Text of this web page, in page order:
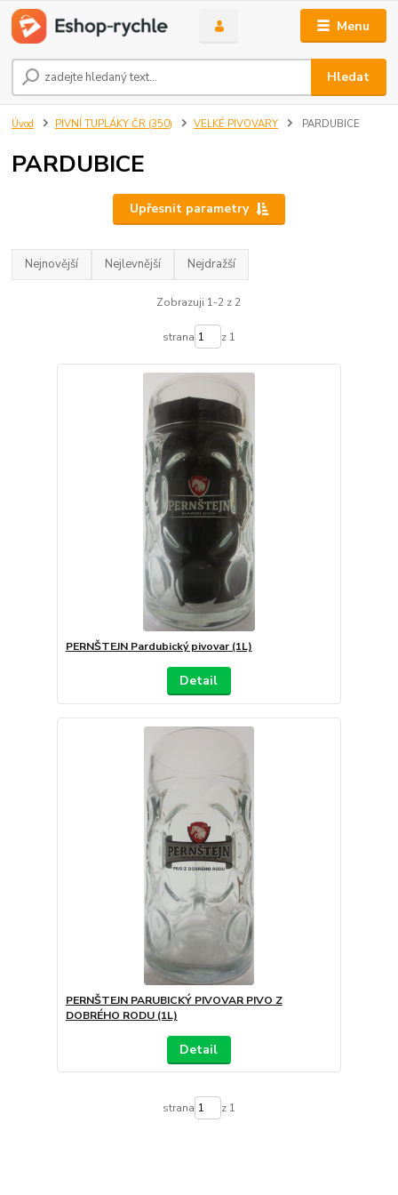
Menu
Hledat
Úvod PIVNÍ TUPLÁKY ČR (350) VELKÉ PIVOVARY PARDUBICE
PARDUBICE
Upřesnit parametry
Nejnovější Nejlevnější Nejdražší
Zobrazuji 1-2 z 2
strana z 1
PERNŠTEJN Pardubický pivovar (1L)
Detail
PERNŠTEJN PARUBICKÝ PIVOVAR PIVO Z
DOBRÉHO RODU (1L)
Detail
strana z 1